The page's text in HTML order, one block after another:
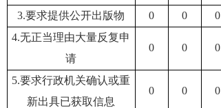
3.要求提供公开出版物
0 0 0
4.无正当理由大量反复申
请
0 0 0
5.要求行政机关确认或重
新出具已获取信息
0 0 0